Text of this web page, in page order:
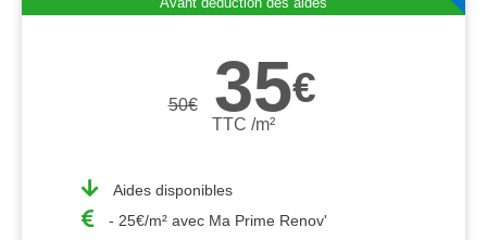
50€ 35€
TTC /m²
Aides disponibles
- 25€/m² avec Ma Prime Renov'